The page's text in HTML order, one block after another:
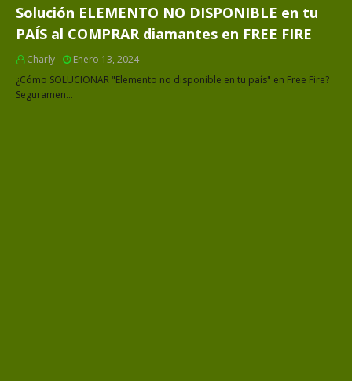
Solución ELEMENTO NO DISPONIBLE en tu
PAÍS al COMPRAR diamantes en FREE FIRE
Charly
Enero 13, 2024
¿Cómo SOLUCIONAR "Elemento no disponible en tu país" en Free Fire?
Seguramen…